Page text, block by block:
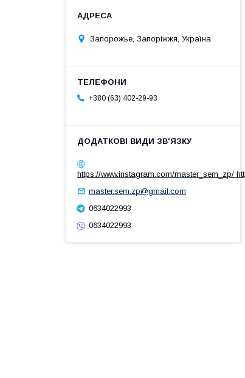
Запорожье, Запоріжжя, Україна
+380 (63) 402-29-93
https://www.instagram.com/master_sem_zp/
master.sem.zp@gmail.com
0634022993
0634022993